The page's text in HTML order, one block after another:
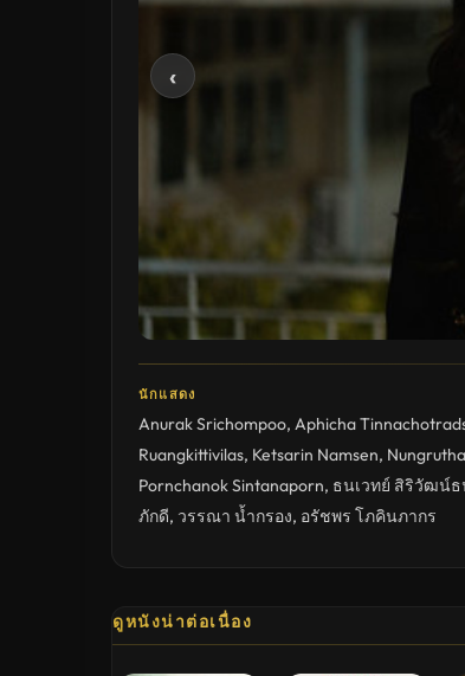
‹
นักแสดง
Anurak Srichompoo, Aphicha
Ruangkittivilas, Ketsarin Namsen,
Pornchanok Sintanaporn, ธนเวทย์ สิริวัฒน์
ภักดี, วรรณา น้ำกรอง, อรัชพร โภคินภากร
ดูหนังน่าต่อเนื่อง